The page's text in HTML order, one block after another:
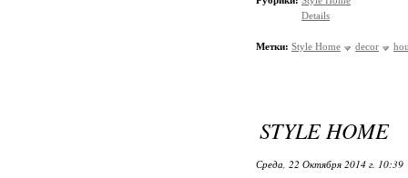
Details
Метки: Style Home decor
STYLE HOME
Среда, 22 Октября 2014 г. 10:39